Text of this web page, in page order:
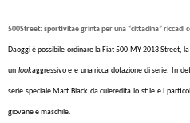
500Street: sportivitàe grinta per una “cittadina”riccadi
Daoggi è possibile ordinare la Fiat 500 MY 2013 Street,
un lookaggressivo e e una ricca dotazione di serie. In
serie speciale Matt Black da cuieredita lo stile e i
giovane e maschile.